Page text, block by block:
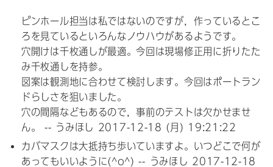
ピンホール担当は私ではないのですが，作っているとこ
ろを見ているといろんなノウハウがあるようです。
穴開けは千枚通しが最適。今回は現場修正用に折りたた
み千枚通しを持参。
図案は観測地に合わせて検討します。今回はポートラン
ドらしさを狙いました。
穴の間隔などもあるので，事前のテストは欠かせませ
ん。 -- うみほし 2017-12-18 (月) 19:21:22
カバマスクは大抵持ち歩いていますよ。いつどこで何が
あってもいいように(^o^) -- うみほし 2017-12-18